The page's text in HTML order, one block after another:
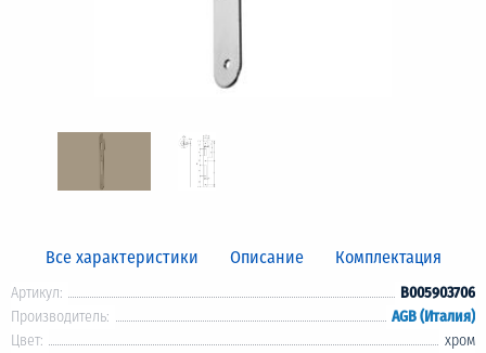
Все характеристики Описание Комплектация
Артикул:
B005903706
Производитель:
AGB (Италия)
Цвет:
хром